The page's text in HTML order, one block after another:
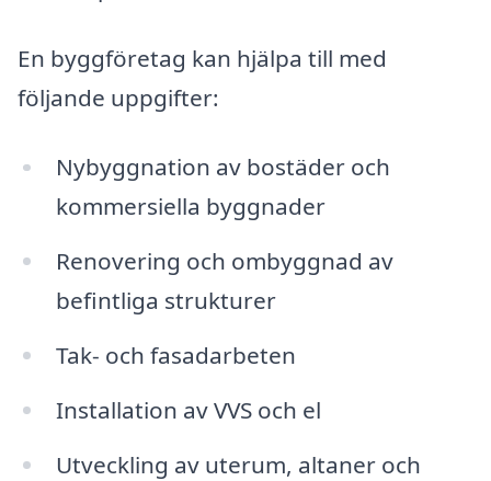
En byggföretag kan hjälpa till med
följande uppgifter:
Nybyggnation av bostäder och
kommersiella byggnader
Renovering och ombyggnad av
befintliga strukturer
Tak- och fasadarbeten
Installation av VVS och el
Utveckling av uterum, altaner och